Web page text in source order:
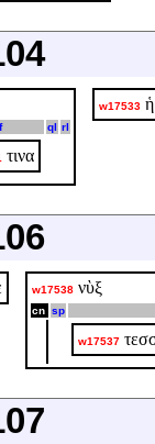
ql rl
τινα
w17533
w17538 νὺξ
cn sp
w17537